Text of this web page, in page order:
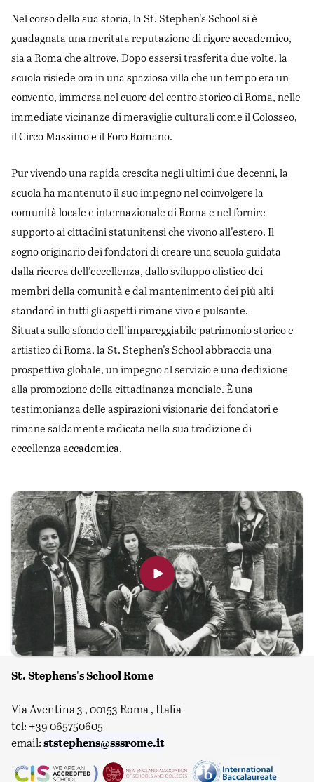
Nel corso della sua storia, la St. Stephen's School si è
guadagnata una meritata reputazione di rigore accademico,
sia a Roma che altrove. Dopo essersi trasferita due volte, la
scuola risiede ora in una spaziosa villa che un tempo era un
convento, immersa nel cuore del centro storico di Roma, nelle
immediate vicinanze di meraviglie culturali come il Colosseo,
il Circo Massimo e il Foro Romano.
Pur vivendo una rapida crescita negli ultimi due decenni, la
scuola ha mantenuto il suo impegno nel coinvolgere la
comunità locale e internazionale di Roma e nel fornire
supporto ai cittadini statunitensi che vivono all'estero. Il
sogno originario dei fondatori di creare una scuola guidata
dalla ricerca dell'eccellenza, dallo sviluppo olistico dei
membri della comunità e dal mantenimento dei più alti
standard in tutti gli aspetti rimane vivo e pulsante.
Situata sullo sfondo dell'impareggiabile patrimonio storico e
artistico di Roma, la St. Stephen's School abbraccia una
prospettiva globale, un impegno al servizio e una dedizione
alla promozione della cittadinanza mondiale. È una
testimonianza delle aspirazioni visionarie dei fondatori e
rimane saldamente radicata nella sua tradizione di
eccellenza accademica.
St. Stephens's School Rome
Via Aventina 3 , 00153 Roma , Italia
tel: +39 065750605
email:ststephens@sssrome.it